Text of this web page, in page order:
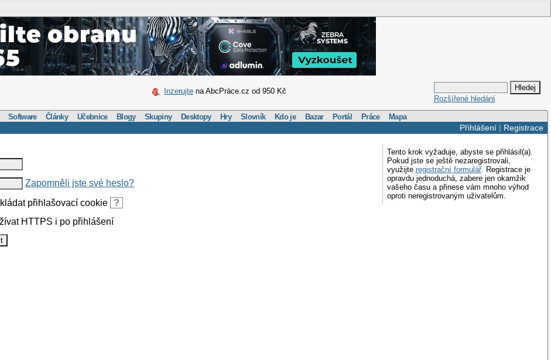
Inzerujte na AbcPráce.cz od 950 Kč
Rozšířené hledání
Software Články Učebnice Blogy Skupiny Desktopy Hry Slovník Kdo je Bazar Portál Práce Mapa
Přihlášení| Registrace
Tento krok vyžaduje, abyste se přihlásil(a).
Pokud jste se ještě nezaregistrovali,
využijte registrační formulář. Registrace je
opravdu jednoduchá, zabere jen okamžik
vašeho času a přinese vám mnoho výhod
oproti neregistrovaným uživatelům.
Zapomněli jste své heslo?
přihlašovací cookie
?
HTTPS i po přihlášení